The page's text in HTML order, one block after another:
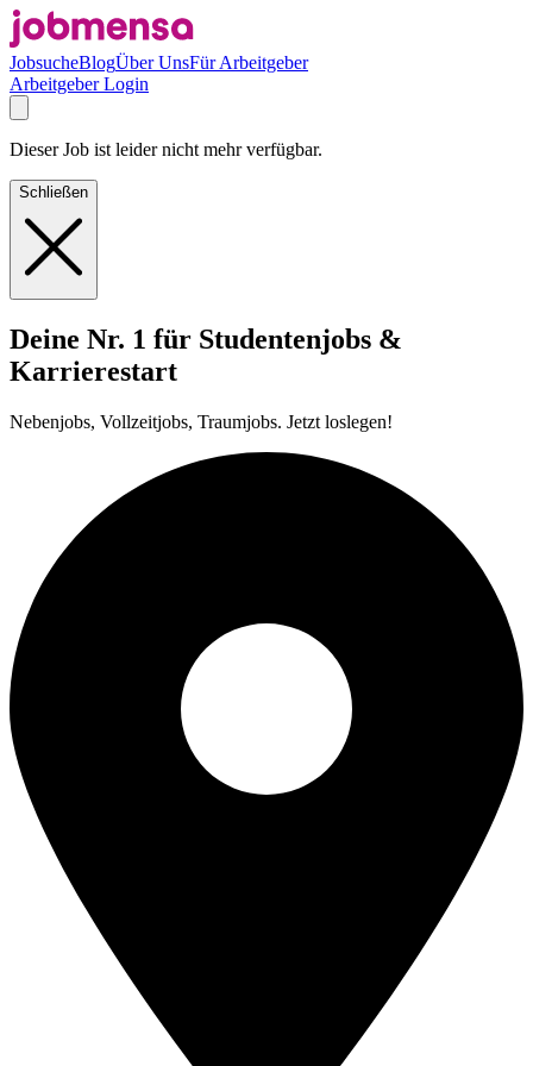
JobsucheBlogÜber UnsFür Arbeitgeber
Arbeitgeber Login
Dieser Job ist leider nicht mehr verfügbar.
Schließen
Deine Nr. 1 für Studentenjobs &
Karrierestart
Nebenjobs, Vollzeitjobs, Traumjobs. Jetzt loslegen!